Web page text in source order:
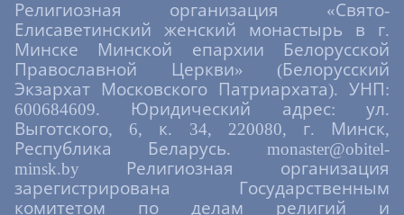
Религиозная организация «Свято-
Елисаветинский женский монастырь в г.
Минске Минской епархии Белорусской
Православной Церкви» (Белорусский
Экзархат Московского Патриархата). УНП:
600684609. Юридический адрес: ул.
Выготского, 6, к. 34, 220080, г. Минск,
Республика Беларусь. monaster@obitel-
minsk.by Религиозная организация
зарегистрирована Государственным
комитетом по делам религий и